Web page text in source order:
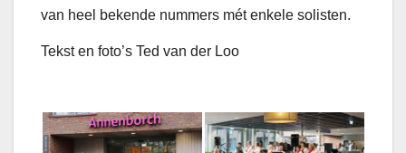
van heel bekende nummers mét enkele solisten.
Tekst en foto’s Ted van der Loo